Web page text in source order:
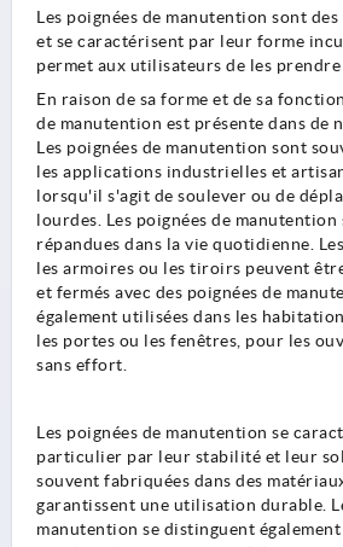
Les poignées de manutention sont
et se caractérisent par leur forme
permet aux utilisateurs de les prendre
En raison de sa forme et de sa
de manutention est présente dans de
Les poignées de manutention sont
les applications industrielles et
lorsqu'il s'agit de soulever ou de
lourdes. Les poignées de
répandues dans la vie quotidienne.
les armoires ou les tiroirs peuvent
et fermés avec des poignées de
également utilisées dans les
les portes ou les fenêtres, pour les
sans effort.
Les poignées de manutention se
particulier par leur stabilité et leur
souvent fabriquées dans des
garantissent une utilisation durable.
manutention se distinguent